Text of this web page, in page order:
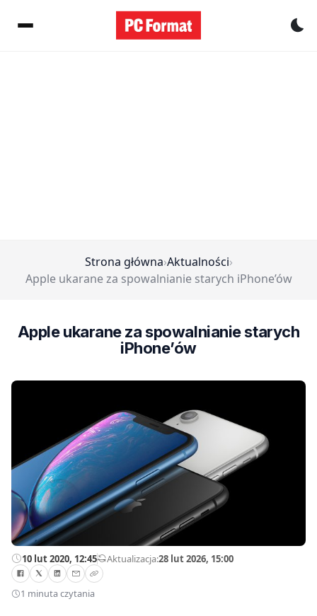
Strona główna›Aktualności›
Apple ukarane za spowalnianie starych iPhone’ów
Apple ukarane za spowalnianie starych
iPhone’ów
10 lut 2020, 12:45—Aktualizacja:28 lut 2026, 15:00
1 minuta czytania